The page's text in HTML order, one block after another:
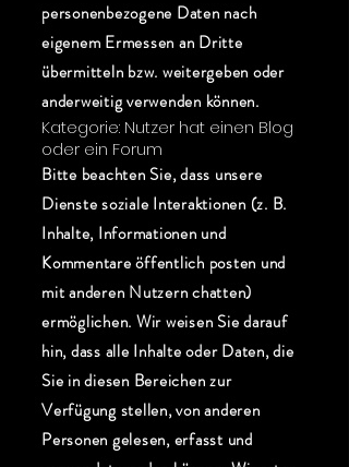
personenbezogene Daten nach
eigenem Ermessen an Dritte
übermitteln bzw. weitergeben oder
anderweitig verwenden können.
Kategorie: Nutzer hat einen Blog
oder ein Forum
Bitte beachten Sie, dass unsere
Dienste soziale Interaktionen (z. B.
Inhalte, Informationen und
Kommentare öffentlich posten und
mit anderen Nutzern chatten)
ermöglichen. Wir weisen Sie darauf
hin, dass alle Inhalte oder Daten, die
Sie in diesen Bereichen zur
Verfügung stellen, von anderen
Personen gelesen, erfasst und